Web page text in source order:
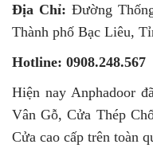
Địa Chỉ: Đường
Thành phố Bạc Liêu,
Hotline: 0908.248.567
Hiện nay Anphadoor
Vân Gỗ, Cửa Thép
Cửa cao cấp trên toàn